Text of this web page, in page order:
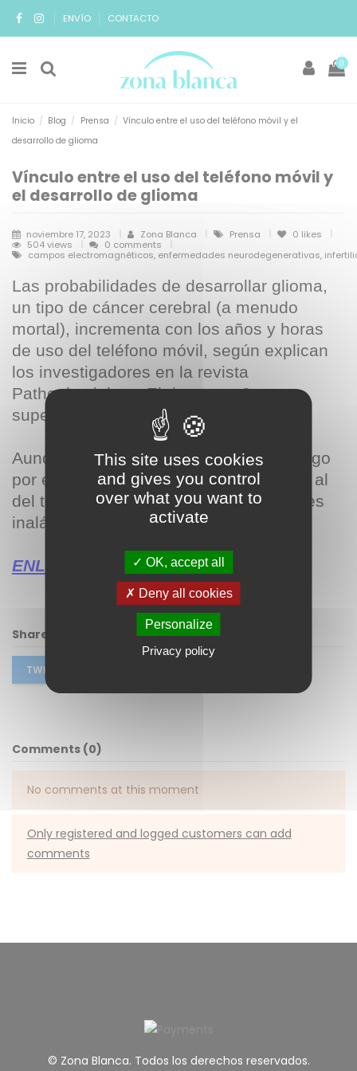
ENVÍO CONTACTO
0
Inicio Blog Prensa
Vínculo entre el uso del teléfono móvil y el
desarrollo de glioma
Vínculo entre el uso del teléfono móvil y
el desarrollo de glioma
noviembre 17, 2023 Zona Blanca Prensa 0 likes
504 views
0 comments
campos electromagnéticos, enfermedades neurodegenerativas,
Las probabilidades de desarrollar glioma,
un tipo de cáncer cerebral (a menudo
mortal), incrementa con los años y horas
de uso del teléfono móvil, según explican
los investigadores en la revista
Pathophysiology. El riesgo es 3 veces
superior después de 25 años de uso.
Aunque el artículo no lo nombra, el riesgo
por el uso del teléfono móvil, se asocia al
del teléfono inalámbrico y los auriculares
inalámbricos.
ENLACE A LA NOTICIA
Share this post
TWITTER
Comments (0)
No comments at this moment
Only registered and logged customers can add
comments
© Zona Blanca. Todos los derechos reservados.
This site uses cookies
and gives you control
over what you want to
activate
OK, accept all
Deny all cookies
Personalize
Privacy policy